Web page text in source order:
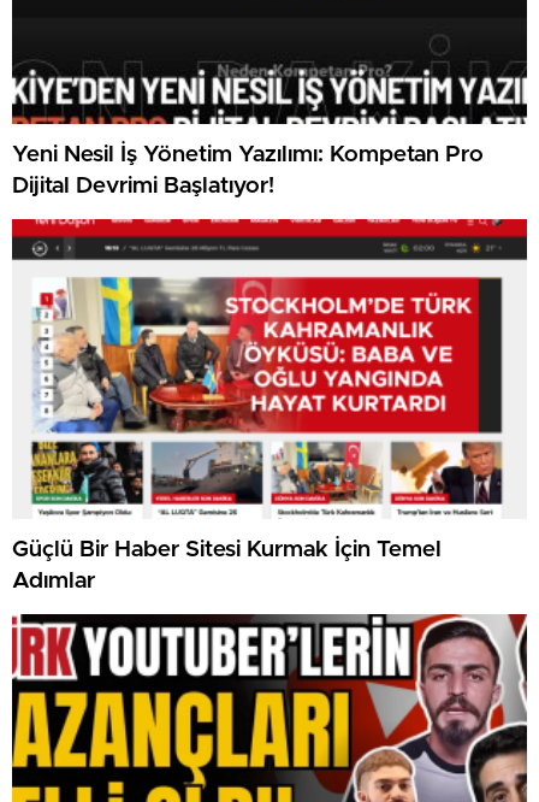
Yeni Nesil İş Yönetim Yazılımı: Kompetan Pro
Dijital Devrimi Başlatıyor!
Güçlü Bir Haber Sitesi Kurmak İçin Temel
Adımlar